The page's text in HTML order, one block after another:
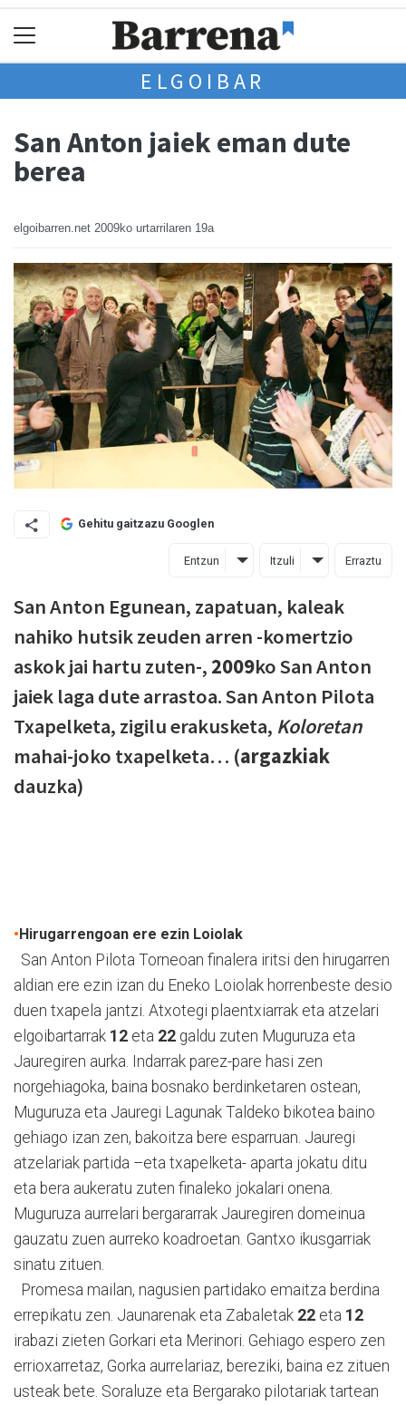
ELGOIBAR
San Anton jaiek eman dute
berea
elgoibarren.net 2009ko urtarrilaren 19a
Gehitu gaitzazu Googlen
Entzun Itzuli Erraztu
San Anton Egunean, zapatuan, kaleak
nahiko hutsik zeuden arren -komertzio
askok jai hartu zuten-, 2009ko San Anton
jaiek laga dute arrastoa. San Anton Pilota
Txapelketa, zigilu erakusketa, Koloretan
mahai-joko txapelketa… (argazkiak
dauzka)
•Hirugarrengoan ere ezin Loiolak
San Anton Pilota Torneoan finalera iritsi den hirugarren
aldian ere ezin izan du Eneko Loiolak horrenbeste desio
duen txapela jantzi. Atxotegi plaentxiarrak eta atzelari
elgoibartarrak 12 eta 22 galdu zuten Muguruza eta
Jauregiren aurka. Indarrak parez-pare hasi zen
norgehiagoka, baina bosnako berdinketaren ostean,
Muguruza eta Jauregi Lagunak Taldeko bikotea baino
gehiago izan zen, bakoitza bere esparruan. Jauregi
atzelariak partida –eta txapelketa- aparta jokatu ditu
eta bera aukeratu zuten finaleko jokalari onena.
Muguruza aurrelari bergararrak Jauregiren domeinua
gauzatu zuen aurreko koadroetan. Gantxo ikusgarriak
sinatu zituen.
Promesa mailan, nagusien partidako emaitza berdina
errepikatu zen. Jaunarenak eta Zabaletak 22 eta 12
irabazi zieten Gorkari eta Merinori. Gehiago espero zen
errioxarretaz, Gorka aurrelariaz, bereziki, baina ez zituen
usteak bete. Soraluze eta Bergarako pilotariak tartean